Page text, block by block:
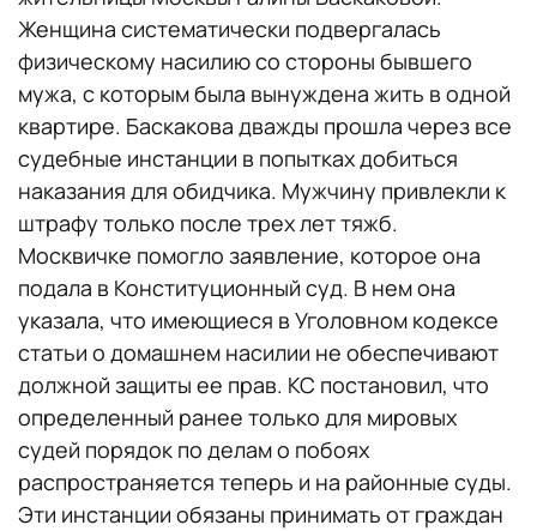
Женщина систематически подвергалась
физическому насилию со стороны бывшего
мужа, с которым была вынуждена жить в одной
квартире. Баскакова дважды прошла через все
судебные инстанции в попытках добиться
наказания для обидчика. Мужчину привлекли к
штрафу только после трех лет тяжб.
Москвичке помогло заявление, которое она
подала в Конституционный суд. В нем она
указала, что имеющиеся в Уголовном кодексе
статьи о домашнем насилии не обеспечивают
должной защиты ее прав. КС постановил, что
определенный ранее только для мировых
судей порядок по делам о побоях
распространяется теперь и на районные суды.
Эти инстанции обязаны принимать от граждан